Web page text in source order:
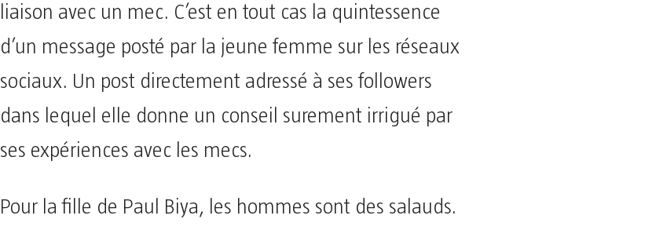
liaison avec un mec. C’est en tout cas la quintessence
d’un message posté par la jeune femme sur les réseaux
sociaux. Un post directement adressé à ses followers
dans lequel elle donne un conseil surement irrigué par
ses expériences avec les mecs.
Pour la fille de Paul Biya, les hommes sont des salauds.